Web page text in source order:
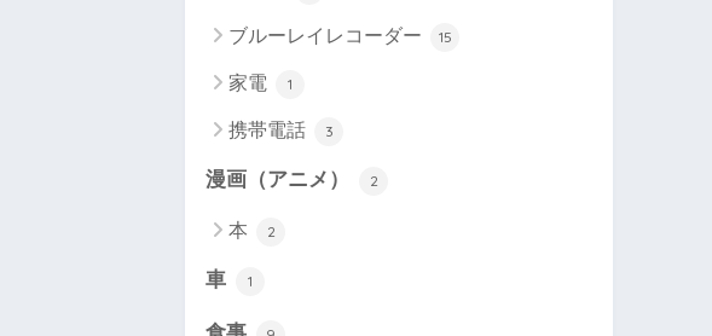
ブルーレイレコーダー 15
家電 1
携帯電話 3
漫画（アニメ） 2
本 2
車 1